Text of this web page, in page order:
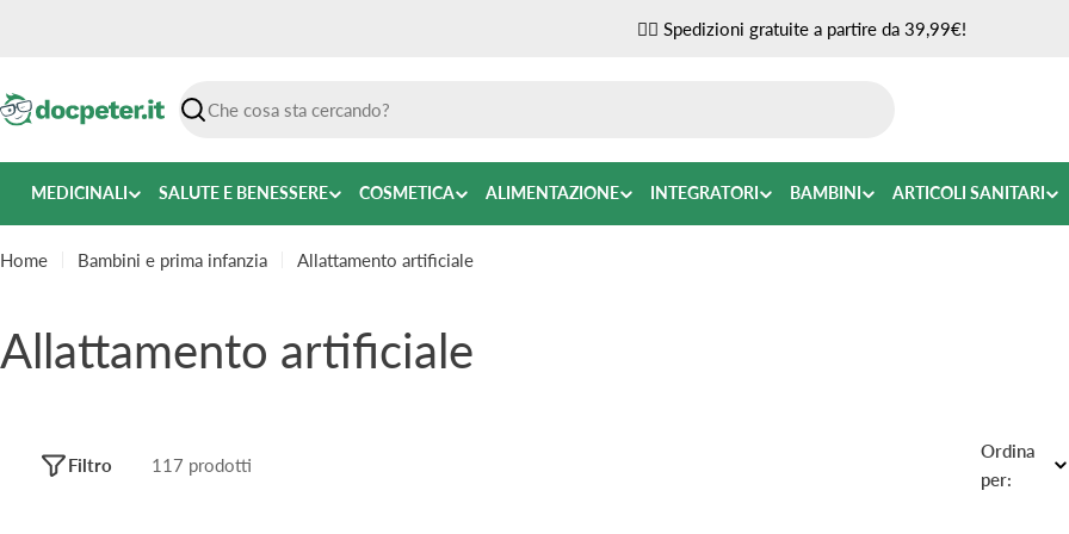
✌🏼 Spedizioni gratuite a partire da 39,99€!
Ricerca
MEDICINALI SALUTE E BENESSERE COSMETICA ALIMENTAZIONE INTEGRATORI BAMBINI ARTICOLI SANITARI
Home Bambini e prima infanzia Allattamento artificiale
C
Allattamento artificiale
117 prodotti
Filtro
Ordina
per: